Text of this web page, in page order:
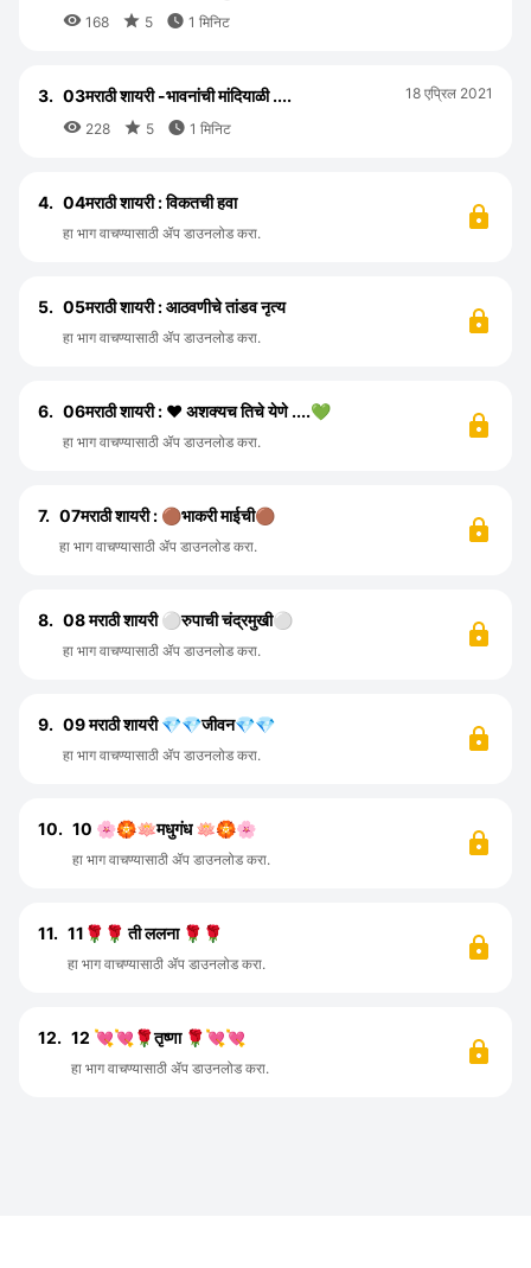
 168  5  1 मिनिट
3. 03मराठी शायरी -भावनांची मांदियाळी ....
 228  5  1 मिनिट
18 एप्रिल 2021
4. 04मराठी शायरी : विकतची हवा
हा भाग वाचण्यासाठी ॲप डाउनलोड करा.
5. 05मराठी शायरी : आठवणीचे तांडव नृत्य
हा भाग वाचण्यासाठी ॲप डाउनलोड करा.
6. 06मराठी शायरी : ❤️ अशक्यच तिचे येणे ....💚
हा भाग वाचण्यासाठी ॲप डाउनलोड करा.
7. 07मराठी शायरी : 🟤भाकरी माईची🟤
हा भाग वाचण्यासाठी ॲप डाउनलोड करा.
8. 08 मराठी शायरी ⚪रुपाची चंद्रमुखी⚪
हा भाग वाचण्यासाठी ॲप डाउनलोड करा.
9. 09 मराठी शायरी 💎💎जीवन💎💎
हा भाग वाचण्यासाठी ॲप डाउनलोड करा.
10. 10 🌸🏵️🪷मधुगंध 🪷🏵️🌸
हा भाग वाचण्यासाठी ॲप डाउनलोड करा.
11. 11🌹🌹 ती ललना 🌹🌹
हा भाग वाचण्यासाठी ॲप डाउनलोड करा.
12. 12 💘💘🌹तृष्णा 🌹💘💘
हा भाग वाचण्यासाठी ॲप डाउनलोड करा.